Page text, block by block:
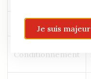
Centilisation
Conditionnement
Je suis majeur